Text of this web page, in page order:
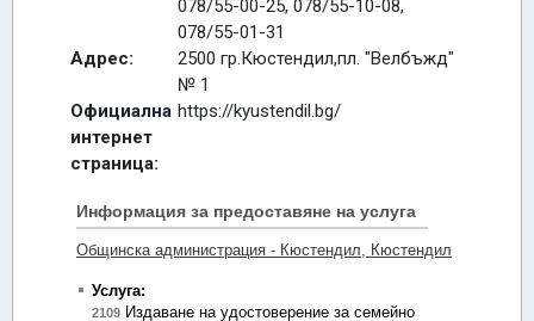
078/55-00-25, 078/55-10-08,
078/55-01-31
Адрес:
2500 гр.Кюстендил,пл. "Велбъжд"
№ 1
Официална
интернет
страница:
https://kyustendil.bg/